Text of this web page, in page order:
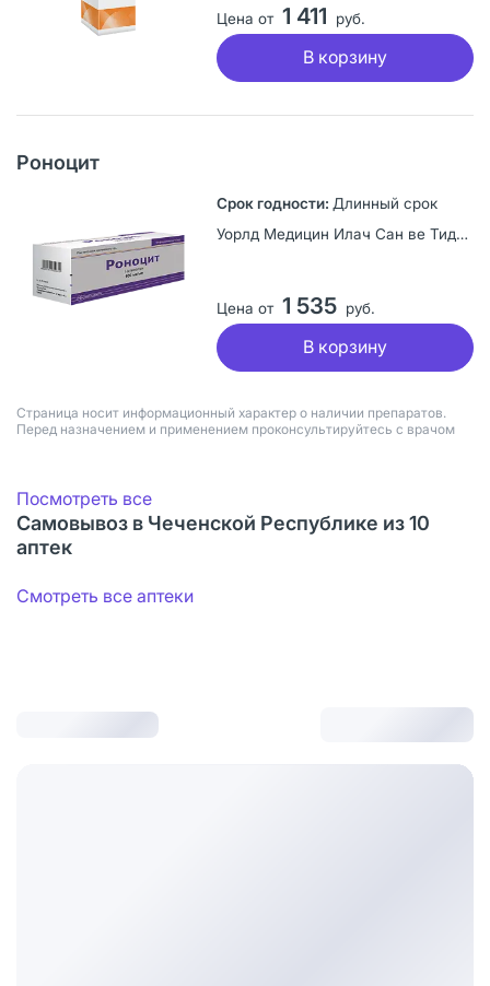
Цена от 1 411 руб.
В корзину
Роноцит
Длинный срок
Уорлд Медицин Илач Сан ве Тидж А.Ш., Турция
Цена от 1 535 руб.
В корзину
Страница носит информационный характер о наличии препаратов.
Перед назначением и применением проконсультируйтесь с врачом
Посмотреть все
Самовывоз в Чеченской Республике из 10
аптек
Смотреть все аптеки